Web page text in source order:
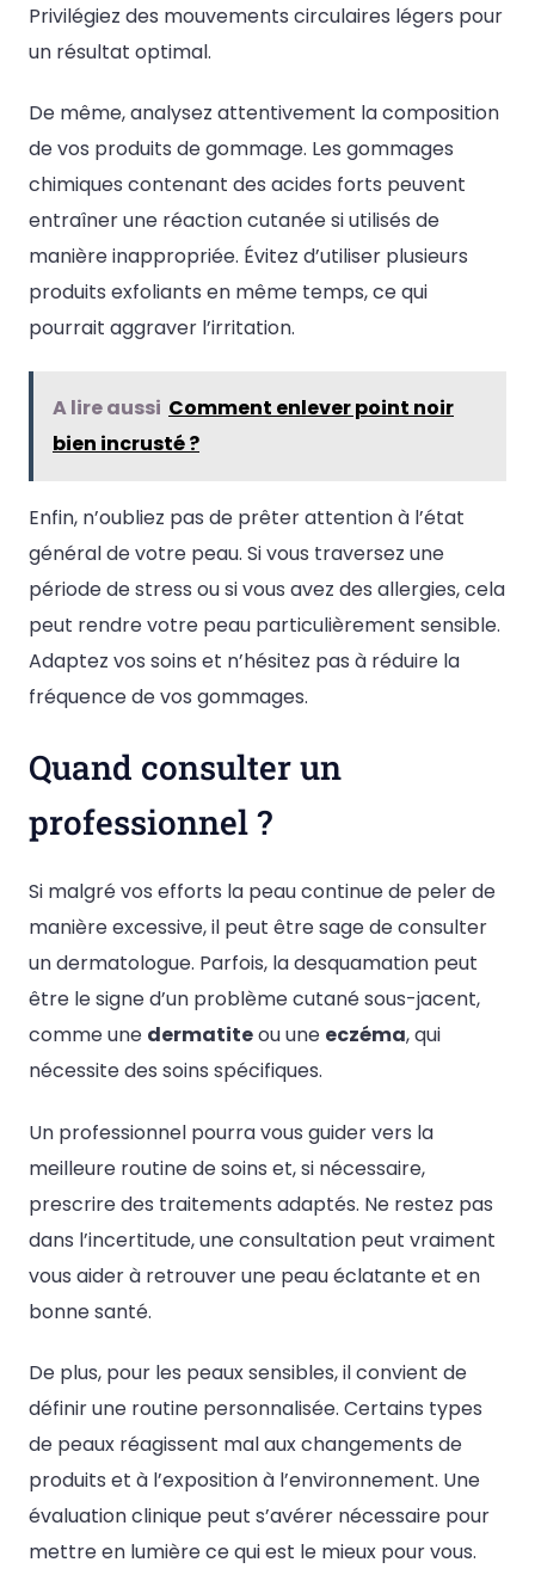
Privilégiez des mouvements circulaires légers pour
un résultat optimal.
De même, analysez attentivement la composition
de vos produits de gommage. Les gommages
chimiques contenant des acides forts peuvent
entraîner une réaction cutanée si utilisés de
manière inappropriée. Évitez d’utiliser plusieurs
produits exfoliants en même temps, ce qui
pourrait aggraver l’irritation.
A lire aussi Comment enlever point noir
bien incrusté ?
Enfin, n’oubliez pas de prêter attention à l’état
général de votre peau. Si vous traversez une
période de stress ou si vous avez des allergies, cela
peut rendre votre peau particulièrement sensible.
Adaptez vos soins et n’hésitez pas à réduire la
fréquence de vos gommages.
Quand consulter un
professionnel ?
Si malgré vos efforts la peau continue de peler de
manière excessive, il peut être sage de consulter
un dermatologue. Parfois, la desquamation peut
être le signe d’un problème cutané sous-jacent,
comme une dermatiteou une eczéma, qui
nécessite des soins spécifiques.
Un professionnel pourra vous guider vers la
meilleure routine de soins et, si nécessaire,
prescrire des traitements adaptés. Ne restez pas
dans l’incertitude, une consultation peut vraiment
vous aider à retrouver une peau éclatante et en
bonne santé.
De plus, pour les peaux sensibles, il convient de
définir une routine personnalisée. Certains types
de peaux réagissent mal aux changements de
produits et à l’exposition à l’environnement. Une
évaluation clinique peut s’avérer nécessaire pour
mettre en lumière ce qui est le mieux pour vous.